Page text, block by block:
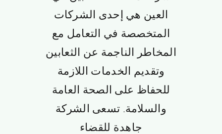
العين هي إحدى الشركات
المتخصصة في التعامل مع
المخاطر الناجمة عن الثعابين
وتقديم الخدمات اللازمة
للحفاظ على الصحة العامة
والسلامة. تسعى الشركة
جاهدة للقضاء